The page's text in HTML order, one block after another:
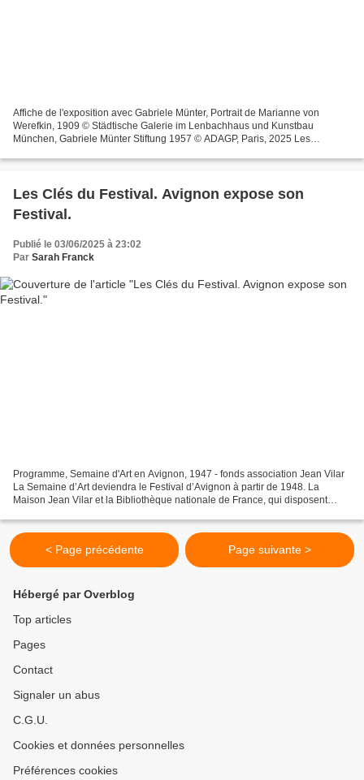
Affiche de l'exposition avec Gabriele Münter, Portrait de Marianne von
Werefkin, 1909 © Städtische Galerie im Lenbachhaus und Kunstbau
München, Gabriele Münter Stiftung 1957 © ADAGP, Paris, 2025 Les
Les Clés du Festival. Avignon expose son
Festival.
Publié le 03/06/2025 à 23:02
Par Sarah Franck
Programme, Semaine d'Art en Avignon, 1947 - fonds association Jean Vilar
La Semaine d’Art deviendra le Festival d’Avignon à partir de 1948. La
Maison Jean Vilar et la Bibliothèque nationale de France, qui disposent
< Page précédente Page suivante >
Hébergé par Overblog
Top articles
Pages
Contact
Signaler un abus
C.G.U.
Cookies et données personnelles
Préférences cookies